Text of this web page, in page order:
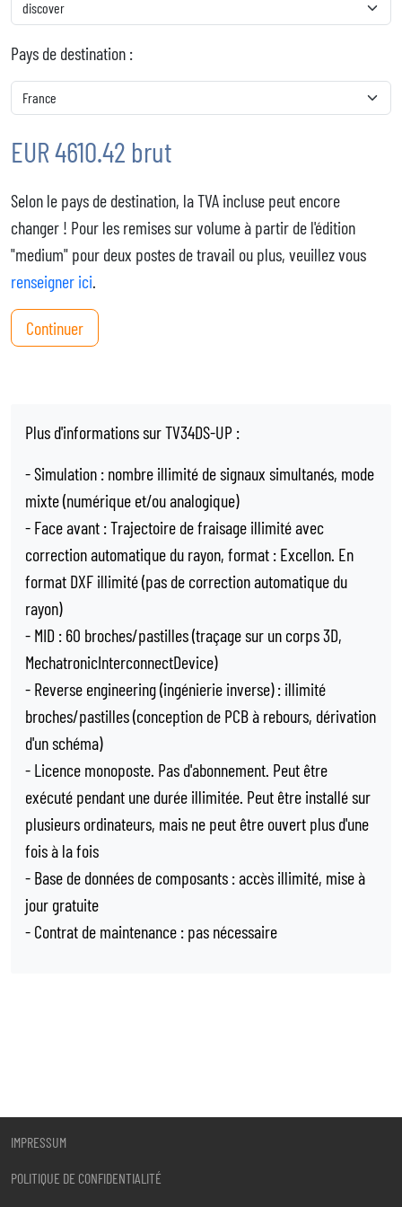
Pays de destination :
EUR 4610.42 brut
Selon le pays de destination, la TVA incluse peut encore
changer ! Pour les remises sur volume à partir de l'édition
"medium" pour deux postes de travail ou plus, veuillez vous
renseigner ici.
Continuer
Plus d'informations sur TV34DS-UP :
- Simulation : nombre illimité de signaux simultanés, mode
mixte (numérique et/ou analogique)
- Face avant : Trajectoire de fraisage illimité avec
correction automatique du rayon, format : Excellon. En
format DXF illimité (pas de correction automatique du
rayon)
- MID : 60 broches/pastilles (traçage sur un corps 3D,
MechatronicInterconnectDevice)
- Reverse engineering (ingénierie inverse) : illimité
broches/pastilles (conception de PCB à rebours, dérivation
d'un schéma)
- Licence monoposte. Pas d'abonnement. Peut être
exécuté pendant une durée illimitée. Peut être installé sur
plusieurs ordinateurs, mais ne peut être ouvert plus d'une
fois à la fois
- Base de données de composants : accès illimité, mise à
jour gratuite
- Contrat de maintenance : pas nécessaire
IMPRESSUM
POLITIQUE DE CONFIDENTIALITÉ